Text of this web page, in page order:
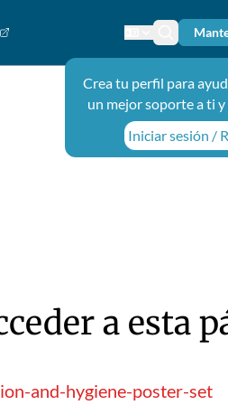
Cambiar el
Ícono de
Crea tu perfil para
un mejor soporte a ti
Iniciar sesión /
a esta
and-hygiene-poster-set